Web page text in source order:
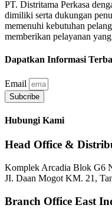
PT. Distritama Perkasa
dimiliki serta dukungan
memenuhi kebutuhan
memberikan pelayanan
Dapatkan Informasi
Email
Subcribe
Hubungi Kami
Head Office &
Komplek Arcadia Blok G6
JI. Daan Mogot KM. 21,
Branch Office East